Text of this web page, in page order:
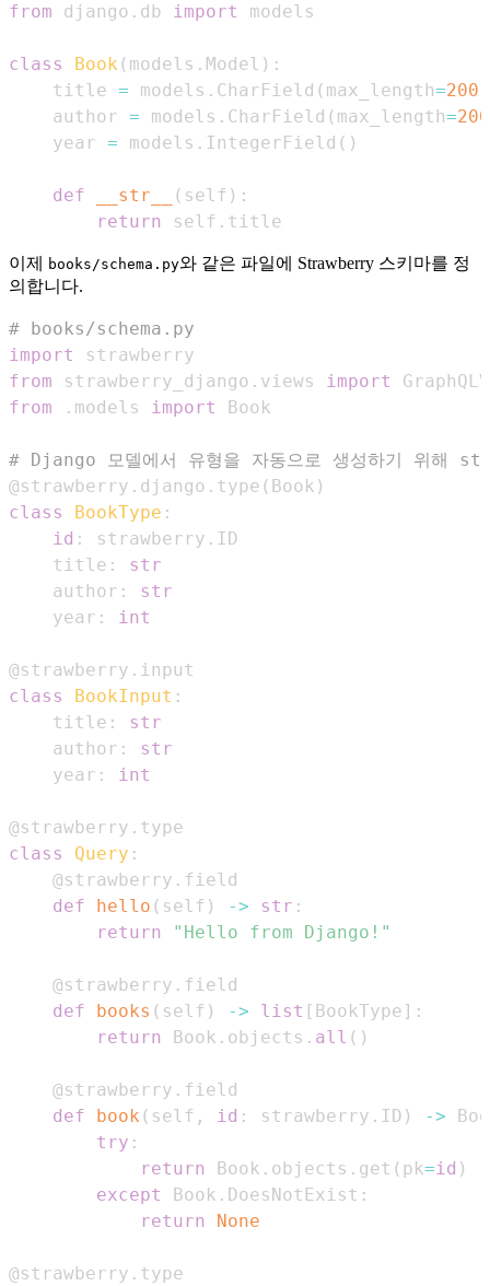
from django . db import
class Book ( models . Model ) :
    title
= models . CharField ( max_length=200
    author
= models . CharField ( max_length=200
    year
= models . IntegerField ( )
def __str__ ( self ) :
return
self . title
이제 books/schema.py와 같은 파일에 Strawberry 스키마를 정
의합니다.
# books/schema.py
import
from strawberry_django . views import
from
. models import
# Django 모델에서 유형을 자동으로 생성하기 위해
@strawberry . django . type ( Book )
class
BookType :
id : strawberry .
    title
:
str
    author
:
str
    year
: int
@strawberry . input
class
BookInput :
    title
:
str
    author
:
str
    year
: int
@strawberry . type
class
Query :
@strawberry . field
def
hello ( self ) -> str :
return
"Hello from Django!"
@strawberry . field
def
books ( self ) -> list [ BookType ] :
return
Book . objects . all ( )
@strawberry . field
def
book ( self , id : strawberry . ID ) ->
try :
return
Book . objects . get ( pk=id )
except
Book . DoesNotExist :
return
None
@strawberry . type